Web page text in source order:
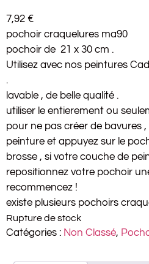
7,92 €
pochoir craquelures ma90
pochoir de 21 x 30 cm .
Utilisez avec nos peintures
.
lavable , de belle qualité .
utiliser le entierement ou
pour ne pas créer de bavures
peinture et appuyez sur le
brosse , si votre couche de
repositionnez votre pochoir
recommencez !
existe plusieurs pochoirs
Rupture de stock
Catégories : Non Classé,